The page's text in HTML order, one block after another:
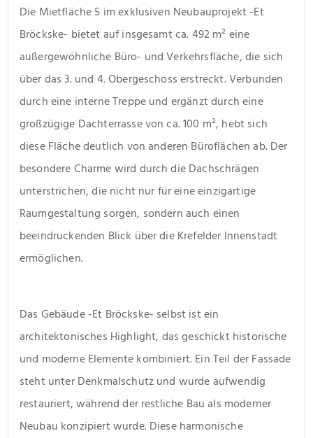
Die Mietfläche 5 im exklusiven Neubauprojekt -Et
Bröckske- bietet auf insgesamt ca. 492 m² eine
außergewöhnliche Büro- und Verkehrsfläche, die sich
über das 3. und 4. Obergeschoss erstreckt. Verbunden
durch eine interne Treppe und ergänzt durch eine
großzügige Dachterrasse von ca. 100 m², hebt sich
diese Fläche deutlich von anderen Büroflächen ab. Der
besondere Charme wird durch die Dachschrägen
unterstrichen, die nicht nur für eine einzigartige
Raumgestaltung sorgen, sondern auch einen
beeindruckenden Blick über die Krefelder Innenstadt
ermöglichen.
Das Gebäude -Et Bröckske- selbst ist ein
architektonisches Highlight, das geschickt historische
und moderne Elemente kombiniert. Ein Teil der Fassade
steht unter Denkmalschutz und wurde aufwendig
restauriert, während der restliche Bau als moderner
Neubau konzipiert wurde. Diese harmonische